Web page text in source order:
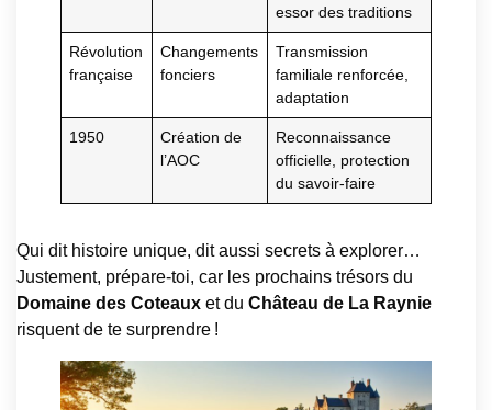
essor des traditions
Révolution
française
Changements
fonciers
Transmission
familiale renforcée,
adaptation
1950
Création de
l’AOC
Reconnaissance
officielle, protection
du savoir-faire
Qui dit histoire unique, dit aussi secrets à explorer…
Justement, prépare-toi, car les prochains trésors du
Domaine des Coteaux et du Château de La Raynie
risquent de te surprendre !